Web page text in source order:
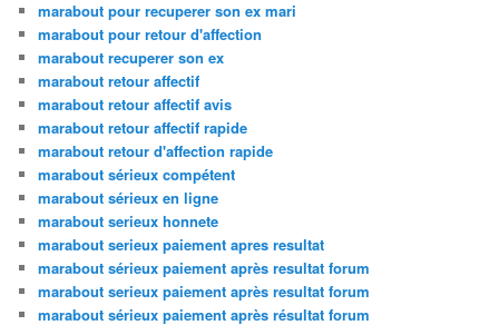
marabout pour recuperer son ex mari
marabout pour retour d'affection
marabout recuperer son ex
marabout retour affectif
marabout retour affectif avis
marabout retour affectif rapide
marabout retour d'affection rapide
marabout sérieux compétent
marabout sérieux en ligne
marabout serieux honnete
marabout serieux paiement apres resultat
marabout sérieux paiement après resultat forum
marabout serieux paiement après resultat forum
marabout sérieux paiement après résultat forum